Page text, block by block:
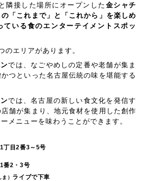
隣接した場所にオープンした金シャチ
「これまで」と「これから」を楽しめ
ている食のエンターテイメントスポッ
のエリアがあります。
では、なごやめしの定番や老舗が集ま
つといった名古屋伝統の味を堪能する
では、名古屋の新しい食文化を発信す
舗が集まり、地元食材を使用した創作
メニューを味わうことができます。
丁目2番3～5号
番2・3号
ま） ライブで下車